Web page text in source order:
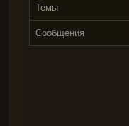
Темы
Сообщения